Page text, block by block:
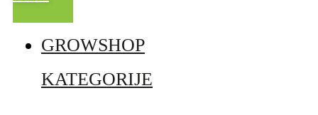
GROWSHOP
KATEGORIJE